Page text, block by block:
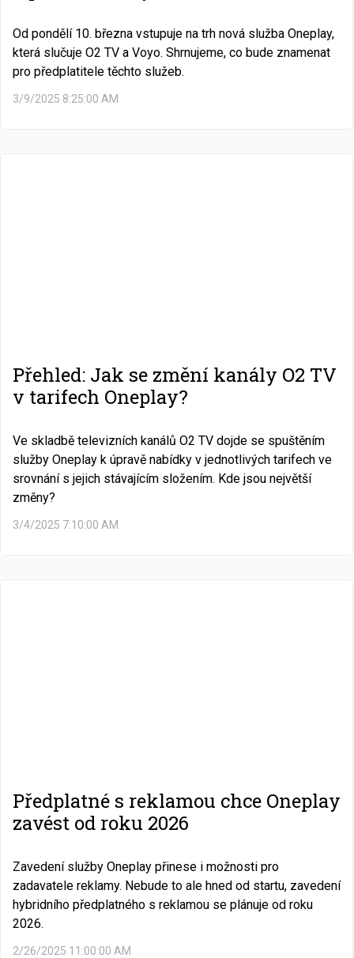
Od pondělí 10. března vstupuje na trh nová služba Oneplay,
která slučuje O2 TV a Voyo. Shrnujeme, co bude znamenat
pro předplatitele těchto služeb.
3/9/2025 8:25:00 AM
Přehled: Jak se změní kanály O2 TV
v tarifech Oneplay?
Ve skladbě televizních kanálů O2 TV dojde se spuštěním
služby Oneplay k úpravě nabídky v jednotlivých tarifech ve
srovnání s jejich stávajícím složením. Kde jsou největší
změny?
3/4/2025 7:10:00 AM
Předplatné s reklamou chce Oneplay
zavést od roku 2026
Zavedení služby Oneplay přinese i možnosti pro
zadavatele reklamy. Nebude to ale hned od startu, zavedení
hybridního předplatného s reklamou se plánuje od roku
2026.
2/26/2025 11:00:00 AM